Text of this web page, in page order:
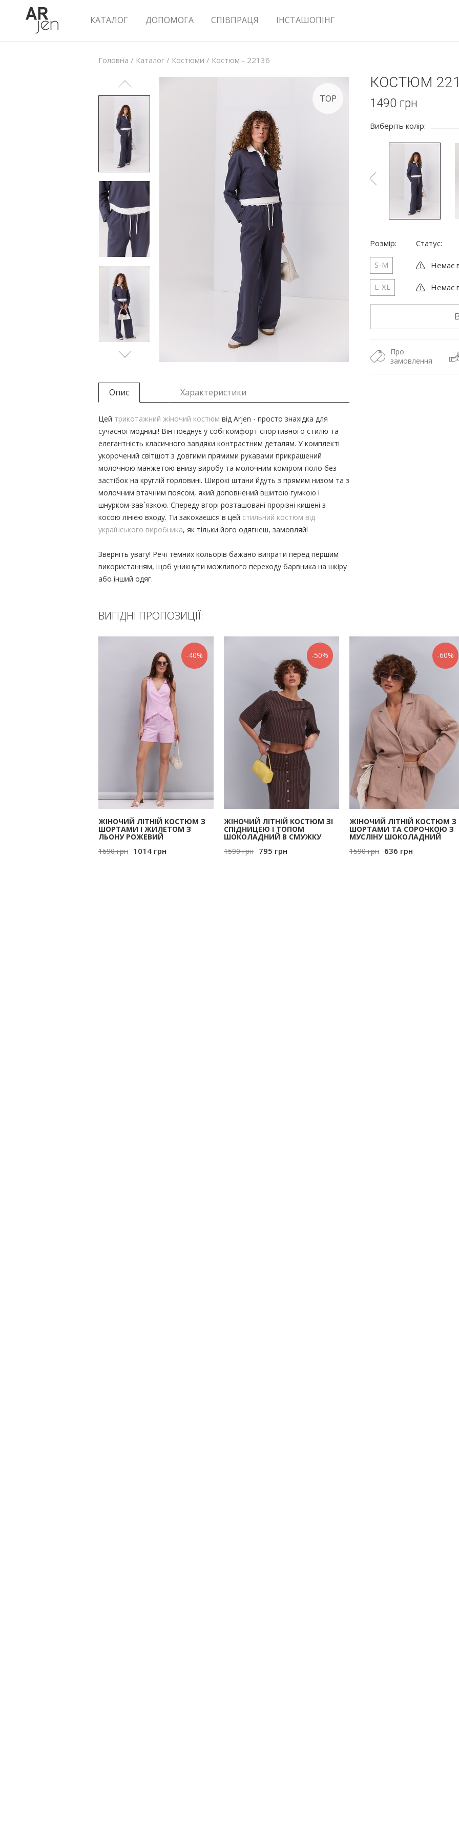
КАТАЛОГ ДОПОМОГА СПІВПРАЦЯ ІНСТАШОПІНГ
Головна / Каталог / Костюми / Костюм - 22136
КОСТЮМ
1490 грн
Виберіть колір:
Розмір: Статус:
S-M Немає
L-XL Немає
Про
замовлення
TOP
Опис Характеристики
Цей трикотажний жіночий костюм від Arjen - просто знахідка для
сучасної модниці! Він поєднує у собі комфорт спортивного стилю та
елегантність класичного завдяки контрастним деталям. У комплекті
укорочений світшот з довгими прямими рукавами прикрашений
молочною манжетою внизу виробу та молочним коміром-поло без
застібок на круглій горловині. Широкі штани йдуть з прямим низом та з
молочним втачним поясом, який доповнений вшитою гумкою і
шнурком-зав`язкою. Спереду вгорі розташовані прорізні кишені з
косою лінією входу. Ти закохаєшся в цей стильний костюм від
українського виробника, як тільки його одягнеш, замовляй!
Зверніть увагу! Речі темних кольорів бажано випрати перед першим
використанням, щоб уникнути можливого переходу барвника на шкіру
або інший одяг.
ВИГІДНІ ПРОПОЗИЦІЇ:
-40%
ЖІНОЧИЙ ЛІТНІЙ КОСТЮМ З
ШОРТАМИ І ЖИЛЕТОМ З
ЛЬОНУ РОЖЕВИЙ
1690 грн 1014 грн
-50%
ЖІНОЧИЙ ЛІТНІЙ КОСТЮМ ЗІ
СПІДНИЦЕЮ І ТОПОМ
ШОКОЛАДНИЙ В СМУЖКУ
1590 грн 795 грн
-60%
ЖІНОЧИЙ ЛІТНІЙ КОСТЮМ З
ШОРТАМИ ТА СОРОЧКОЮ З
МУСЛІНУ ШОКОЛАДНИЙ
1590 грн 636 грн